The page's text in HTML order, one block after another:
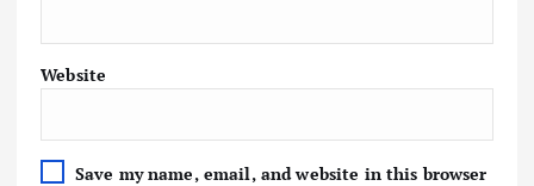
Website
Save my name, email, and website in this browser